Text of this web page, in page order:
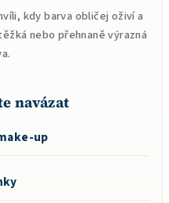
kdy barva obličej oživí a
nebo přehnaně výrazná
navázat
up